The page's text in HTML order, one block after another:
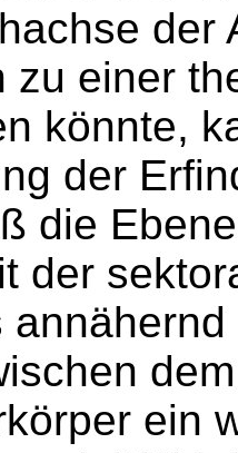
der
zu einer
könnte,
der
die
der
ein